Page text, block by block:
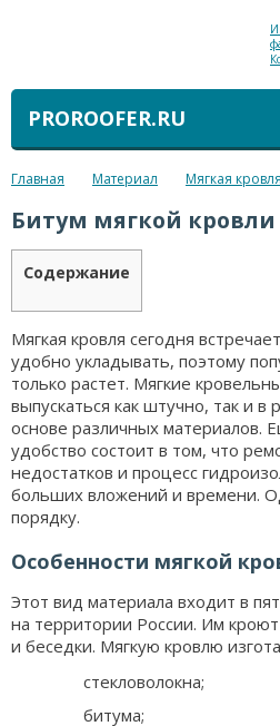
PROROOFER.RU
Главная Материал Мягкая кровля
Битум мягкой кровли
Содержание
Мягкая кровля сегодня
удобно укладывать, поэтому
только растет. Мягкие
выпускаться как штучно, так и в
основе различных материалов.
удобство состоит в том, что
недостатков и процесс
больших вложений и времени.
порядку.
Особенности мягкой
Этот вид материала входит в
на территории России. Им
и беседки. Мягкую кровлю
стекловолокна;
битума;